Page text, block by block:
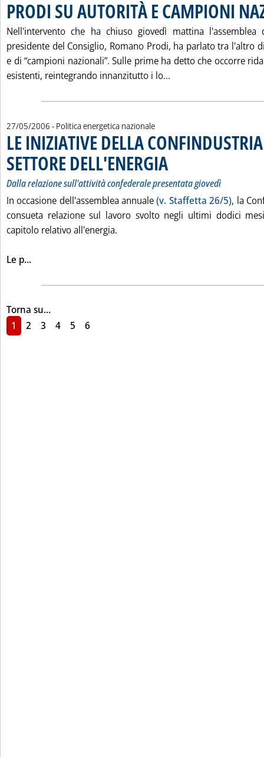
PRODI SU AUTORITÀ E CAMPIONI
Nell'intervento che ha chiuso giovedì mattina l'assemblea
presidente del Consiglio, Romano Prodi, ha parlato tra l'altro
e di “campioni nazionali”. Sulle prime ha detto che occorre
esistenti, reintegrando innanzitutto i lo...
27/05/2006 - Politica energetica nazionale
LE INIZIATIVE DELLA
SETTORE DELL'ENERGIA
Dalla relazione sull'attività confederale presentata giovedì
In occasione dell'assemblea annuale(v. Staffetta 26/5), la
consueta relazione sul lavoro svolto negli ultimi dodici
capitolo relativo all'energia.
Le p...Leggi tutta la notizia: 'LE INIZIATIVE DELLA
Torna su...
1
2 3 4 5 6